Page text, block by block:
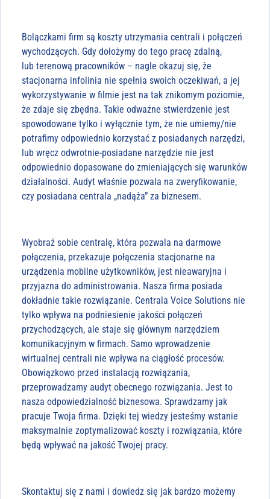
Bolączkami firm są koszty utrzymania centrali i połączeń
wychodzących. Gdy dołożymy do tego pracę zdalną,
lub terenową pracowników – nagle okazuj się, że
stacjonarna infolinia nie spełnia swoich oczekiwań, a jej
wykorzystywanie w filmie jest na tak znikomym poziomie,
że zdaje się zbędna. Takie odważne stwierdzenie jest
spowodowane tylko i wyłącznie tym, że nie umiemy/nie
potrafimy odpowiednio korzystać z posiadanych narzędzi,
lub wręcz odwrotnie-posiadane narzędzie nie jest
odpowiednio dopasowane do zmieniających się warunków
działalności. Audyt właśnie pozwala na zweryfikowanie,
czy posiadana centrala „nadąża” za biznesem.
Wyobraź sobie centralę, która pozwala na darmowe
połączenia, przekazuje połączenia stacjonarne na
urządzenia mobilne użytkowników, jest nieawaryjna i
przyjazna do administrowania. Nasza firma posiada
dokładnie takie rozwiązanie. Centrala Voice Solutions nie
tylko wpływa na podniesienie jakości połączeń
przychodzących, ale staje się głównym narzędziem
komunikacyjnym w firmach. Samo wprowadzenie
wirtualnej centrali nie wpływa na ciągłość procesów.
Obowiązkowo przed instalacją rozwiązania,
przeprowadzamy audyt obecnego rozwiązania. Jest to
nasza odpowiedzialność biznesowa. Sprawdzamy jak
pracuje Twoja firma. Dzięki tej wiedzy jesteśmy wstanie
maksymalnie zoptymalizować koszty i rozwiązania, które
będą wpływać na jakość Twojej pracy.
Skontaktuj się z nami i dowiedz się jak bardzo możemy